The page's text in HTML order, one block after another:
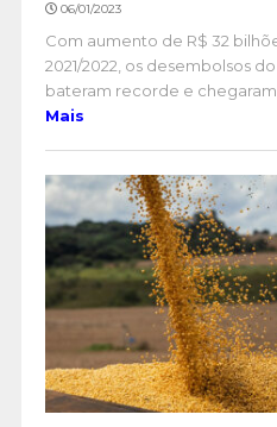
06/01/2023
Com aumento de R$ 32
2021/2022, os desembolsos
bateram recorde e chegaram
Mais